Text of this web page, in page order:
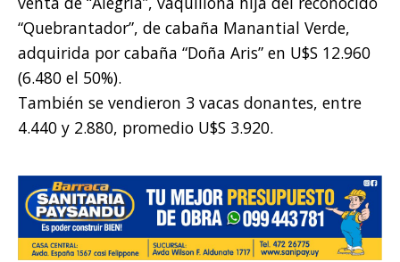
“Quebrantador”, de cabaña Manantial Verde,
adquirida por cabaña “Doña Aris” en U$S 12.960
(6.480 el 50%).
También se vendieron 3 vacas donantes, entre
4.440 y 2.880, promedio U$S 3.920.